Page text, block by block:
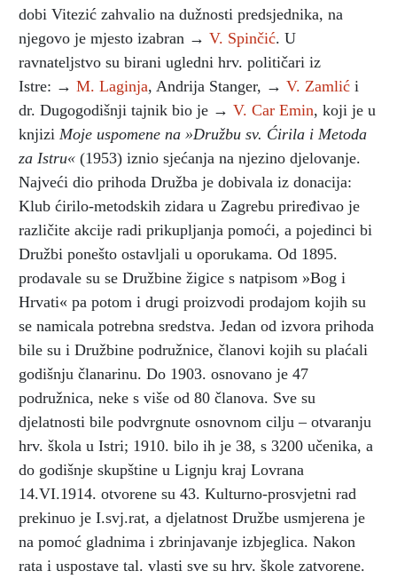
dobi Vitezić zahvalio na dužnosti predsjednika, na
njegovo je mjesto izabran → V. Spinčić. U
ravnateljstvo su birani ugledni hrv. političari iz
Istre: → M. Laginja, Andrija Stanger, → V. Zamlić i
dr. Dugogodišnji tajnik bio je → V. Car Emin, koji je u
knjizi Moje uspomene na »Družbu sv. Ćirila i Metoda
za Istru« (1953) iznio sjećanja na njezino djelovanje.
Najveći dio prihoda Družba je dobivala iz donacija:
Klub ćirilo-metodskih zidara u Zagrebu priređivao je
različite akcije radi prikupljanja pomoći, a pojedinci bi
Družbi ponešto ostavljali u oporukama. Od 1895.
prodavale su se Družbine žigice s natpisom »Bog i
Hrvati« pa potom i drugi proizvodi prodajom kojih su
se namicala potrebna sredstva. Jedan od izvora prihoda
bile su i Družbine podružnice, članovi kojih su plaćali
godišnju članarinu. Do 1903. osnovano je 47
podružnica, neke s više od 80 članova. Sve su
djelatnosti bile podvrgnute osnovnom cilju – otvaranju
hrv. škola u Istri; 1910. bilo ih je 38, s 3200 učenika, a
do godišnje skupštine u Lignju kraj Lovrana
14.VI.1914. otvorene su 43. Kulturno-prosvjetni rad
prekinuo je I.svj.rat, a djelatnost Družbe usmjerena je
na pomoć gladnima i zbrinjavanje izbjeglica. Nakon
rata i uspostave tal. vlasti sve su hrv. škole zatvorene.